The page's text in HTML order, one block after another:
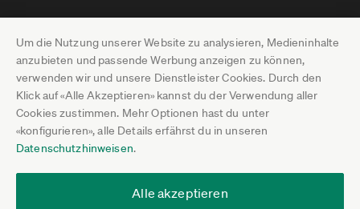
Um die Nutzung unserer Website zu analysieren, Medieninhalte
anzubieten und passende Werbung anzeigen zu können,
verwenden wir und unsere Dienstleister Cookies. Durch den
Klick auf «Alle Akzeptieren» kannst du der Verwendung aller
Cookies zustimmen. Mehr Optionen hast du unter
«konfigurieren», alle Details erfährst du in unseren
Datenschutzhinweisen.
Alle akzeptieren
Impressum
Datenschutz
Pressebereich
Jobs